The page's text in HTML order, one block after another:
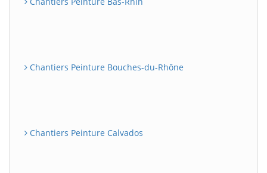
Chantiers Peinture Bouches-du-Rhône
Chantiers Peinture Calvados